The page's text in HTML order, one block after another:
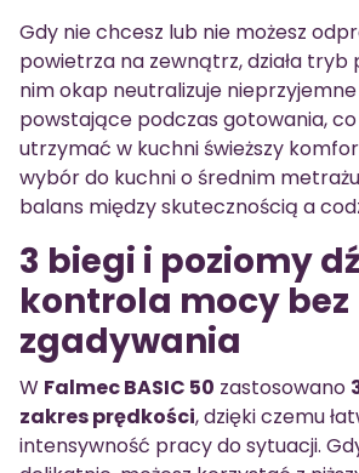
Gdy nie chcesz lub nie możesz
powietrza na zewnątrz, działa tryb
nim okap neutralizuje
powstające podczas gotowania,
utrzymać w kuchni świeższy
wybór do kuchni o średnim
balans między skutecznością a
3 biegi i poziomy
kontrola mocy bez
zgadywania
W Falmec BASIC 50 zastosowano
zakres prędkości, dzięki czemu
intensywność pracy do sytuacji.